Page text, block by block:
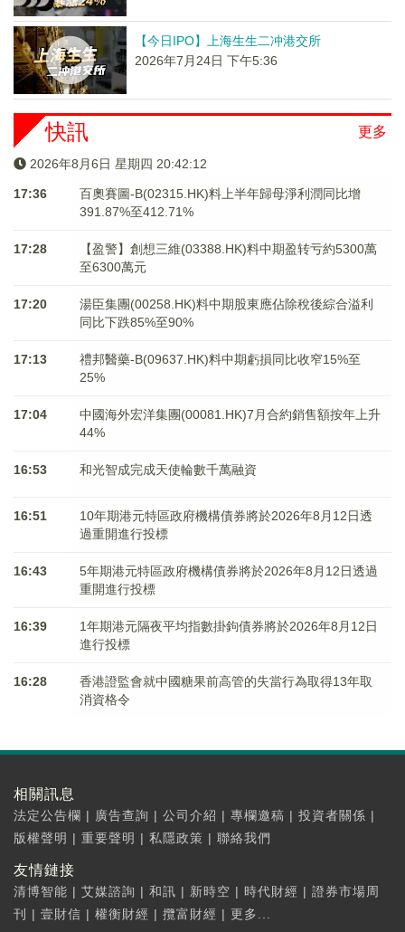
【今日IPO】上海生生二冲港交所
2026年7月24日 下午5:36
更多
快訊
2026年8月6日 星期四 20:42:13
17:36
百奧賽圖-B(02315.HK)料上半年歸母淨利潤同比增
391.87%至412.71%
17:28
【盈警】創想三維(03388.HK)料中期盈转亏約5300萬
至6300萬元
17:20
湯臣集團(00258.HK)料中期股東應佔除稅後綜合溢利
同比下跌85%至90%
17:13
禮邦醫藥-B(09637.HK)料中期虧損同比收窄15%至
25%
17:04
中國海外宏洋集團(00081.HK)7月合約銷售額按年上升
44%
16:53 和光智成完成天使輪數千萬融資
16:51
10年期港元特區政府機構債券將於2026年8月12日透
過重開進行投標
16:43
5年期港元特區政府機構債券將於2026年8月12日透過
重開進行投標
16:39
1年期港元隔夜平均指數掛鉤債券將於2026年8月12日
進行投標
16:28
香港證監會就中國糖果前高管的失當行為取得13年取
消資格令
相關訊息
法定公告欄 | 廣告查詢 | 公司介紹 | 專欄邀稿 | 投資者關係 |
版權聲明 | 重要聲明 | 私隱政策 | 聯絡我們
友情鏈接
清博智能 | 艾媒諮詢 | 和訊 | 新時空 | 時代財經 | 證券市場周
刊
| 壹財信 | 權衡財經 | 攬富財經 | 更多...